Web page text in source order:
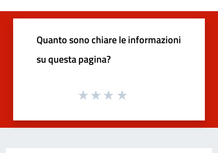
Quanto sono chiare le informazioni
su questa pagina?